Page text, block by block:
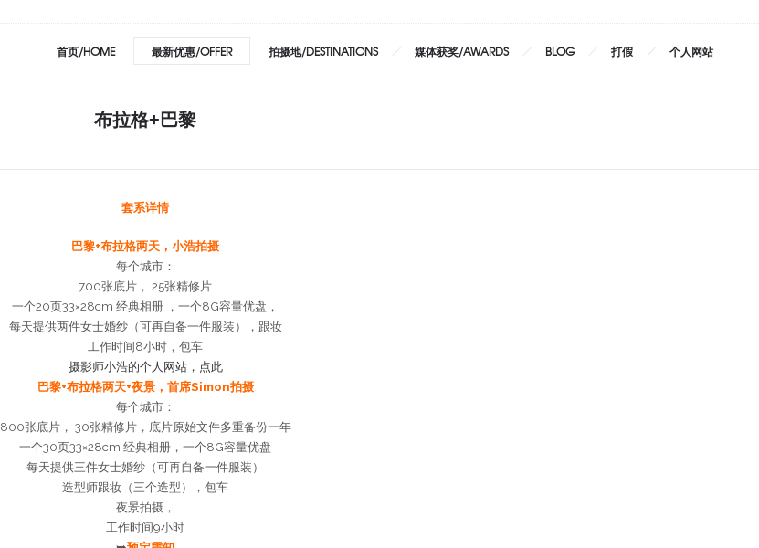
首页/HOME 最新优惠/OFFER 拍摄地/DESTINATIONS 媒体获奖/AWARDS BLOG 打假 个人网站
布拉格+巴黎
套系详情
巴黎+布拉格两天，小浩拍摄
每个城市：
700张底片， 25张精修片
一个20页33×28cm 经典相册 ，一个8G容量优盘，
每天提供两件女士婚纱（可再自备一件服装），跟妆
工作时间8小时，包车
摄影师小浩的个人网站，点此
巴黎+布拉格两天+夜景，首席Simon拍摄
每个城市：
800张底片， 30张精修片，底片原始文件多重备份一年
一个30页33×28cm 经典相册，一个8G容量优盘
每天提供三件女士婚纱（可再自备一件服装）
造型师跟妆（三个造型），包车
夜景拍摄，
工作时间9小时